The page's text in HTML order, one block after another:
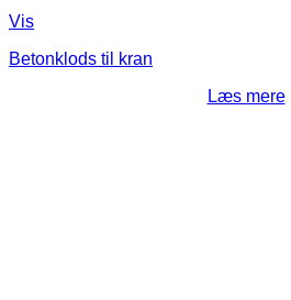
Vis
Betonklods til kran
Læs mere